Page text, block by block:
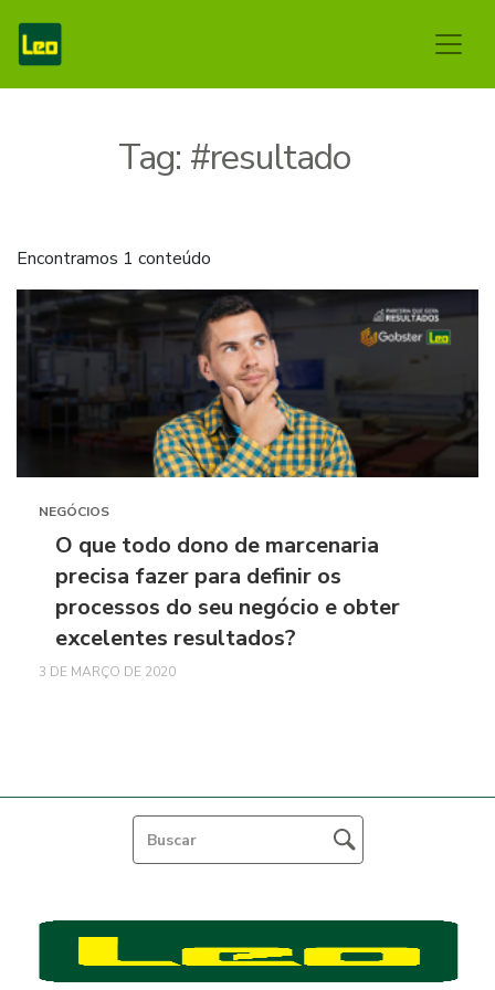
Tag: #resultado
Encontramos 1 conteúdo
NEGÓCIOS
O que todo dono de marcenaria
precisa fazer para definir os
processos do seu negócio e obter
excelentes resultados?
3 DE MARÇO DE 2020